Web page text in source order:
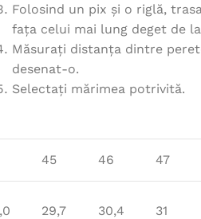
Folosind un pix și o riglă,
fața celui mai lung deget de
Măsurați distanța dintre
desenat-o.
Selectați mărimea potrivită.
45 46 47
29,7 30,4 31